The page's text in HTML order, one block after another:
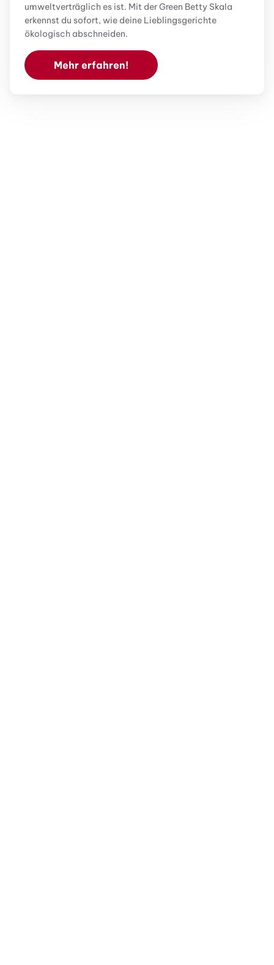
umweltverträglich es ist. Mit der Green Betty Skala
erkennst du sofort, wie deine Lieblingsgerichte
ökologisch abschneiden.
Mehr erfahren!